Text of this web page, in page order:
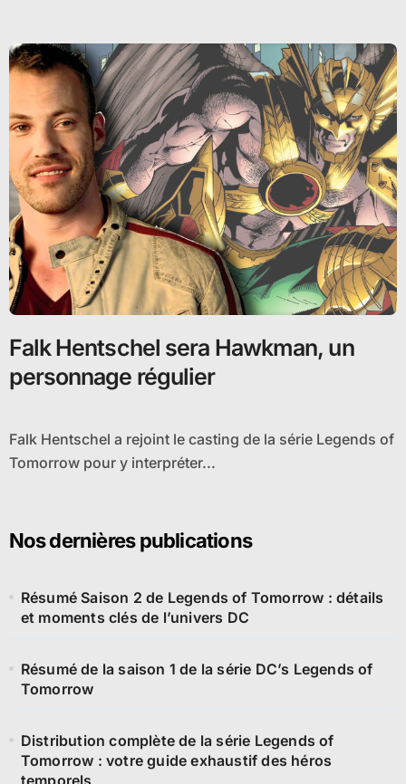
Falk Hentschel sera Hawkman, un
personnage régulier
Falk Hentschel a rejoint le casting de la série Legends of
Tomorrow pour y interpréter...
Nos dernières publications
Résumé Saison 2 de Legends of Tomorrow : détails
et moments clés de l’univers DC
Résumé de la saison 1 de la série DC’s Legends of
Tomorrow
Distribution complète de la série Legends of
Tomorrow : votre guide exhaustif des héros
temporels